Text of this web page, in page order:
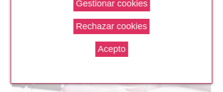
PEELING PROGRESIVO NOCHE